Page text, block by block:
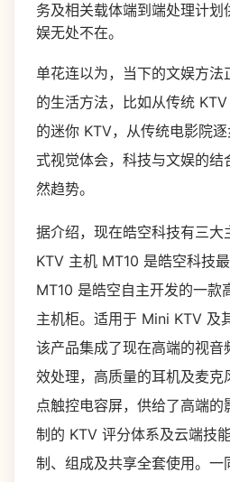
务及相关载体端到端处理计
娱无处不在。
单花连以为，当下的文娱方法
的生活方法，比如从传统 KTV
的迷你 KTV，从传统电影院
式视觉体会，科技与文娱的结
然趋势。
据介绍，现在皓空科技有三大
KTV 主机 MT10 是皓空科技
MT10 是皓空自主开发的一款
主机柜。适用于 Mini KTV 及
该产品集成了现在高端的视音
效处理，高质量的耳机及麦克
点触控电容屏，供给了高端
制的 KTV 评分体系及云端技
制、组成及共享全套使用。一